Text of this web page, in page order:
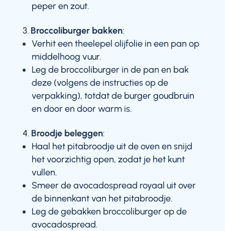
peper en zout.
Broccoliburger bakken:
Verhit een theelepel olijfolie in een pan op
middelhoog vuur.
Leg de broccoliburger in de pan en bak
deze (volgens de instructies op de
verpakking), totdat de burger goudbruin
en door en door warm is.
Broodje beleggen:
Haal het pitabroodje uit de oven en snijd
het voorzichtig open, zodat je het kunt
vullen.
Smeer de avocadospread royaal uit over
de binnenkant van het pitabroodje.
Leg de gebakken broccoliburger op de
avocadospread.